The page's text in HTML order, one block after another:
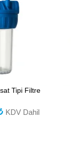
Tipi Filtre
KDV Dahil